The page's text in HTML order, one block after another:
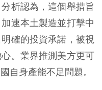
析認為，這個舉措旨
速本土製造並打擊中
確的投資承諾，被視
。業界推測美方更可
自身產能不足問題。